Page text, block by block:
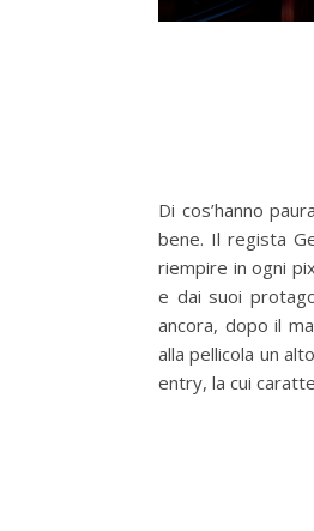
Di cos’hanno
bene. Il regista
riempire in ogni
e dai suoi
ancora, dopo il
alla pellicola un
entry, la cui